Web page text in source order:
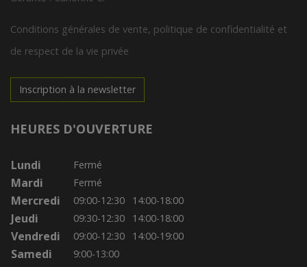
Conditions générales de vente, politique de confidentialité et
de respect de la vie privée
Inscription à la newsletter
HEURES D'OUVERTURE
Lundi Fermé
Mardi Fermé
Mercredi 09:00-12:30 14:00-18:00
Jeudi 09:30-12:30 14:00-18:00
Vendredi 09:00-12:30 14:00-19:00
Samedi 9:00-13:00